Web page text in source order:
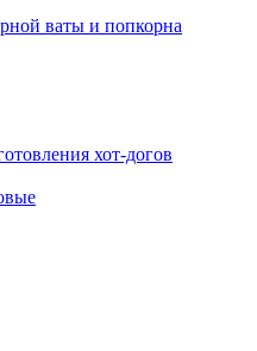
ваты и попкорна
хот-догов